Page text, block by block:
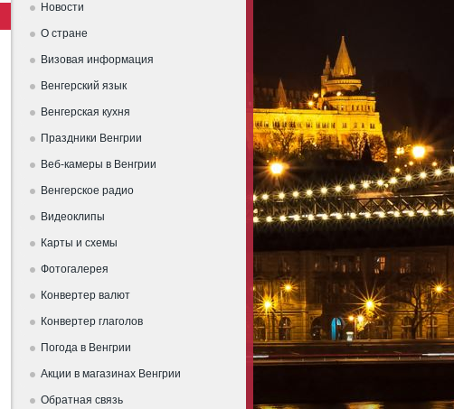
Новости
О стране
Визовая информация
Венгерский язык
Венгерская кухня
Праздники Венгрии
Веб-камеры в Венгрии
Венгерское радио
Видеоклипы
Карты и схемы
Фотогалерея
Конвертер валют
Конвертер глаголов
Погода в Венгрии
Акции в магазинах Венгрии
Обратная связь